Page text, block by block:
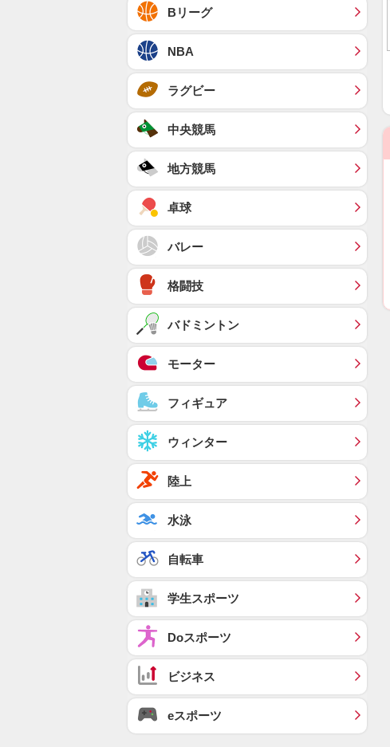
Bリーグ
NBA
ラグビー
中央競馬
地方競馬
卓球
バレー
格闘技
バドミントン
モーター
フィギュア
ウィンター
陸上
水泳
自転車
学生スポーツ
Doスポーツ
ビジネス
eスポーツ